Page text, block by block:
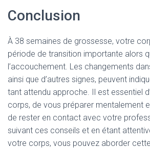
Conclusion
À 38 semaines de grossesse, votre
période de transition importante alors
l’accouchement. Les changements
ainsi que d’autres signes, peuvent
tant attendu approche. Il est essentiel
corps, de vous préparer mentalement
de rester en contact avec votre
suivant ces conseils et en étant
votre corps, vous pouvez aborder